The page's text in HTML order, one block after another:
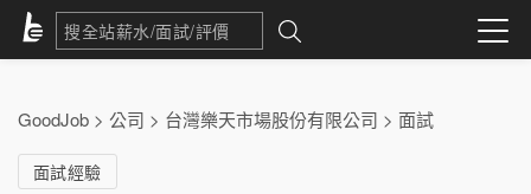
GoodJob > 公司 > 台灣樂天市場股份有限公司 > 面試
面試經驗